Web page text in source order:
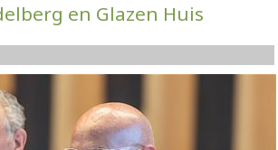
en Glazen Huis